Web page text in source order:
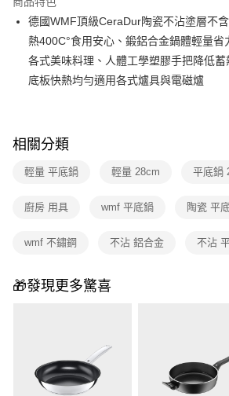
臺灣中小企業銀行
匯豐（台灣）商業銀行
華泰商
聯邦商業銀行
遠東國
元大商業銀行
永豐商
玉山商業銀行
星展（台
國泰世華商業銀行
兆豐國
匯豐（台灣）商業銀行
華泰商業
聯邦商業銀行
遠東國
元大商業銀行
永豐商業
Apple Pay
街口支付
Google Pay
運送方式
宅配
每筆NT$100，滿NT$999(含以上)免運費
德國WMF頂級CeraDur陶瓷不沾塗層不
熱400C°食用安心、鍛鋁合金鍋體輕量
各式美味料理、人體工學塑膠手把降低
底板快熱均勻適用各式爐具與電磁爐
相關分類
輕量 平底鍋 輕量 28cm 平底鍋
廚房 用具 wmf 平底鍋 陶瓷 平
wmf 不鏽鋼 不沾 鋁合金 不沾
🎁發現更多驚喜